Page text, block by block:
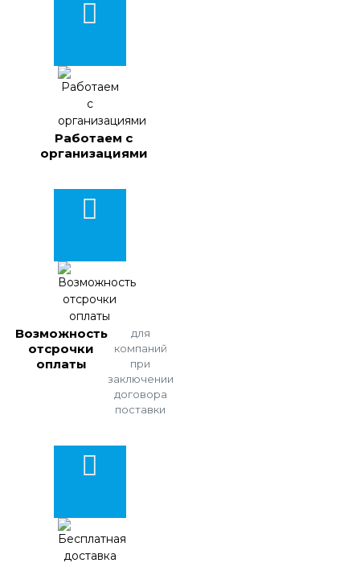
Работаем с
организациями
Возможность
отсрочки
оплаты
для
компаний
при
заключении
договора
поставки